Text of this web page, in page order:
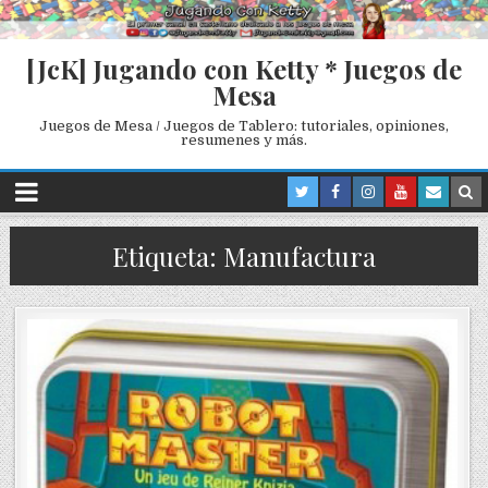
[JcK] Jugando con Ketty * Juegos de
Mesa
Juegos de Mesa / Juegos de Tablero: tutoriales, opiniones,
resumenes y más.
Etiqueta: Manufactura